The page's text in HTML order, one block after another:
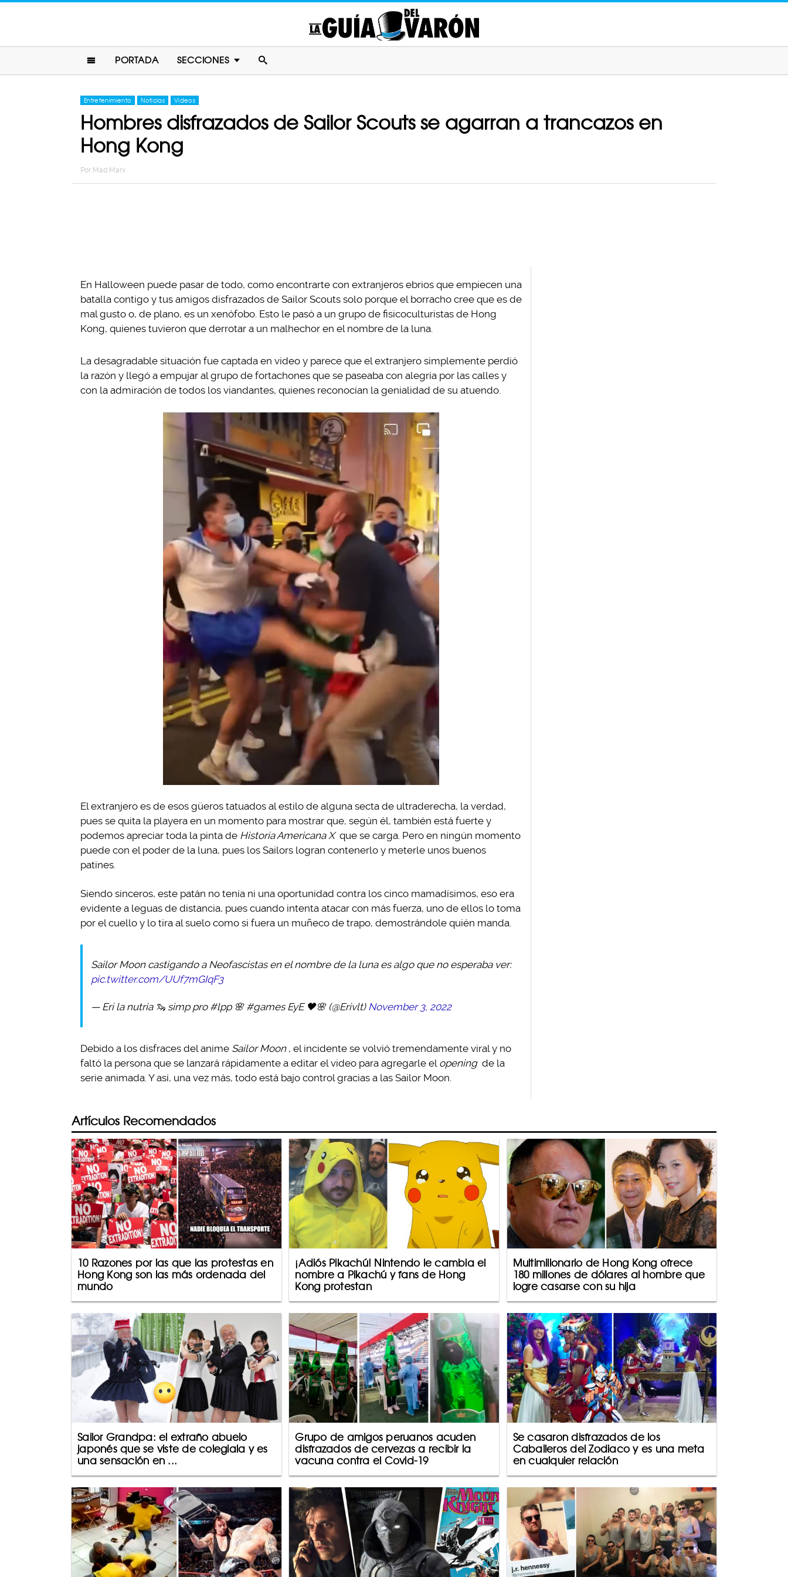
PORTADA SECCIONES
Entretenimiento Noticias Videos
Hombres disfrazados de Sailor Scouts se agarran a trancazos en
Hong Kong
Por Mad Marx
En Halloween puede pasar de todo, como encontrarte con extranjeros ebrios que empiecen una
batalla contigo y tus amigos disfrazados de Sailor Scouts solo porque el borracho cree que es de
mal gusto o, de plano, es un xenófobo. Esto le pasó a un grupo de fisicoculturistas de Hong
Kong, quienes tuvieron que derrotar a un malhechor en el nombre de la luna.
La desagradable situación fue captada en video y parece que el extranjero simplemente perdió
la razón y llegó a empujar al grupo de fortachones que se paseaba con alegría por las calles y
con la admiración de todos los viandantes, quienes reconocían la genialidad de su atuendo.
El extranjero es de esos güeros tatuados al estilo de alguna secta de ultraderecha, la verdad,
pues se quita la playera en un momento para mostrar que, según él, también está fuerte y
podemos apreciar toda la pinta de Historia Americana X que se carga. Pero en ningún momento
puede con el poder de la luna, pues los Sailors logran contenerlo y meterle unos buenos
patines.
Siendo sinceros, este patán no tenía ni una oportunidad contra los cinco mamadísimos, eso era
evidente a leguas de distancia, pues cuando intenta atacar con más fuerza, uno de ellos lo toma
por el cuello y lo tira al suelo como si fuera un muñeco de trapo, demostrándole quién manda.
Sailor Moon castigando a Neofascistas en el nombre de la luna es algo que no esperaba ver:
pic.twitter.com/UUf7mGIqF3
— Eri la nutria 🦦 simp pro #lpp 🌸 #games EyE 🖤🌸 (@Erivlt) November 3, 2022
Debido a los disfraces del anime Sailor Moon , el incidente se volvió tremendamente viral y no
faltó la persona que se lanzará rápidamente a editar el video para agregarle el opening de la
serie animada. Y así, una vez más, todo está bajo control gracias a las Sailor Moon.
Artículos Recomendados
10 Razones por las que las protestas en
Hong Kong son las más ordenada del
mundo
¡Adiós Pikachú! Nintendo le cambia el
nombre a Pikachú y fans de Hong
Kong protestan
Multimillonario de Hong Kong ofrece
180 millones de dólares al hombre que
logre casarse con su hija
Sailor Grandpa: el extraño abuelo
japonés que se viste de colegiala y es
una sensación en ...
Grupo de amigos peruanos acuden
disfrazados de cervezas a recibir la
vacuna contra el Covid-19
Se casaron disfrazados de los
Caballeros del Zodiaco y es una meta
en cualquier relación